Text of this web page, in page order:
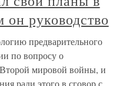
он руководство
предварительного
по вопросу о
мировой войны, и
ради этого в сговор с